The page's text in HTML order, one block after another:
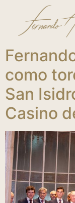
como
San
Casino